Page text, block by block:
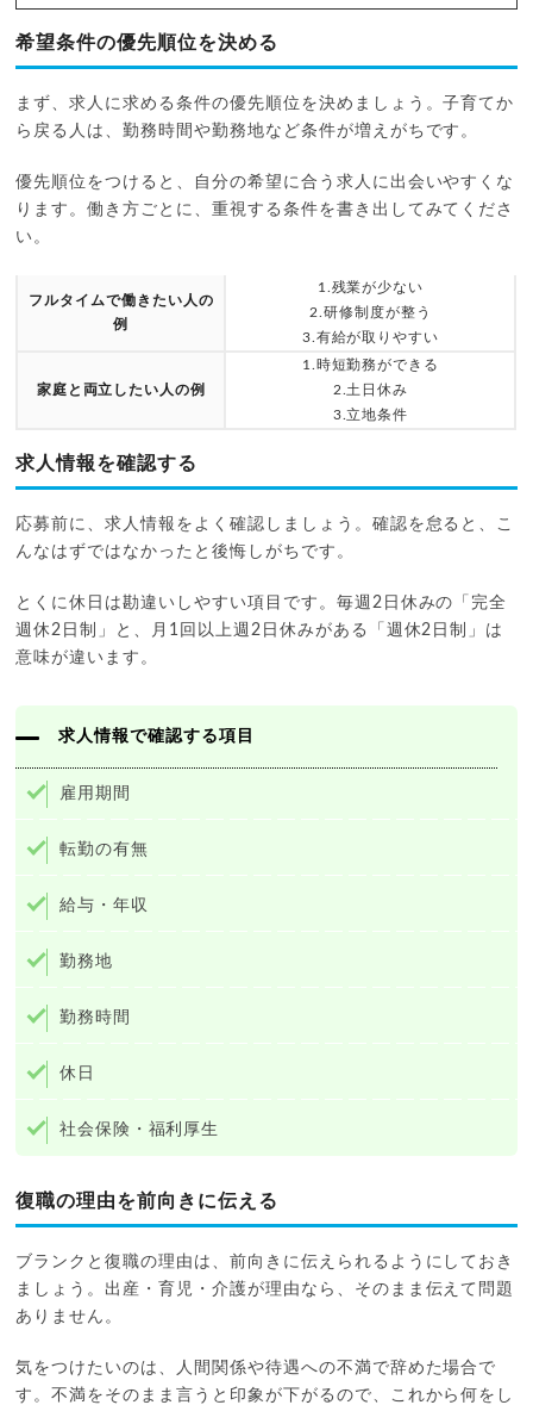
希望条件の優先順位を決める
まず、求人に求める条件の優先順位を決めましょう。子育てか
ら戻る人は、勤務時間や勤務地など条件が増えがちです。
優先順位をつけると、自分の希望に合う求人に出会いやすくな
ります。働き方ごとに、重視する条件を書き出してみてくださ
い。
フルタイムで働きたい人の
例
1.残業が少ない
2.研修制度が整う
3.有給が取りやすい
家庭と両立したい人の例
1.時短勤務ができる
2.土日休み
3.立地条件
求人情報を確認する
応募前に、求人情報をよく確認しましょう。確認を怠ると、こ
んなはずではなかったと後悔しがちです。
とくに休日は勘違いしやすい項目です。毎週2日休みの「完全
週休2日制」と、月1回以上週2日休みがある「週休2日制」は
意味が違います。
求人情報で確認する項目
雇用期間
転勤の有無
給与・年収
勤務地
勤務時間
休日
社会保険・福利厚生
復職の理由を前向きに伝える
ブランクと復職の理由は、前向きに伝えられるようにしておき
ましょう。出産・育児・介護が理由なら、そのまま伝えて問題
ありません。
気をつけたいのは、人間関係や待遇への不満で辞めた場合で
す。不満をそのまま言うと印象が下がるので、これから何をし